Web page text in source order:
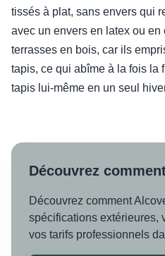
tissés à plat, sans envers qui
avec un envers en latex ou en
terrasses en bois, car ils
tapis, ce qui abîme à la fois la
tapis lui-même en un seul
Découvrez
Découvrez comment
spécifications extérieures,
vos tarifs professionnels